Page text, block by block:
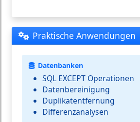
Praktische Anwendungen
Datenbanken
SQL EXCEPT Operationen
Datenbereinigung
Duplikatentfernung
Differenzanalysen